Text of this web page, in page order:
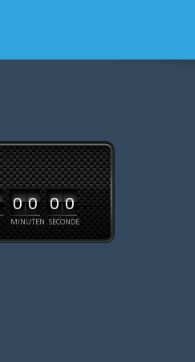
MINUTEN
0 0
SECONDE
0 0